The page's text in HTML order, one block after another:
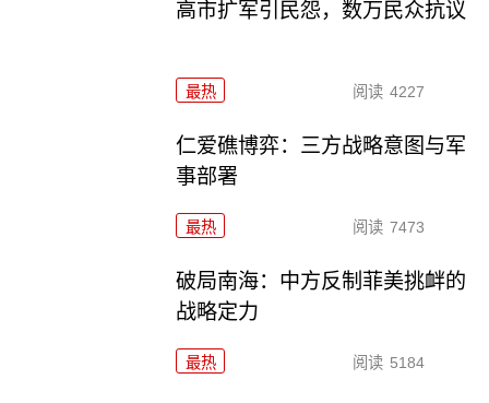
高市扩军引民怨，数万民众抗议
最热 阅读 4227
仁爱礁博弈：三方战略意图与军
事部署
最热 阅读 7473
破局南海：中方反制菲美挑衅的
战略定力
最热 阅读 5184